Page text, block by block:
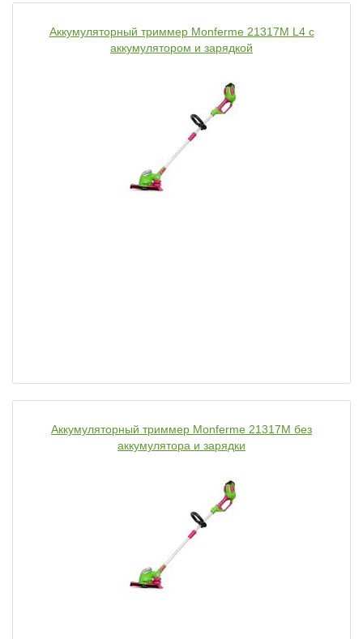
Аккумуляторный триммер Monferme 21317M L4 с
аккумулятором и зарядкой
Аккумуляторный триммер Monferme 21317M без
аккумулятора и зарядки